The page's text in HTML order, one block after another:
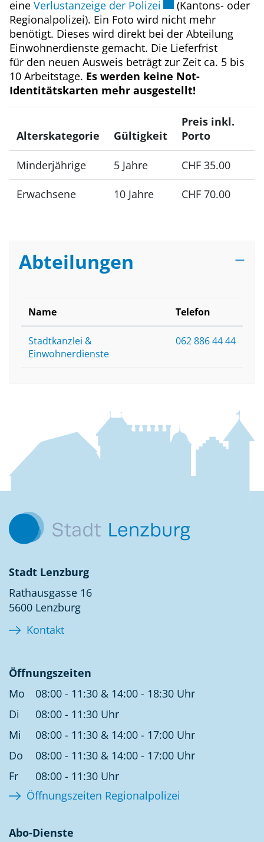
eine Verlustanzeige der Polizei Externer Link wird
(Kantons- oder
Regionalpolizei). Ein Foto wird nicht mehr
benötigt. Dieses wird direkt bei der Abteilung
Einwohnerdienste gemacht. Die Lieferfrist
für den neuen Ausweis beträgt zur Zeit ca. 5 bis
10 Arbeitstage. Es werden keine Not-
Identitätskarten mehr ausgestellt!
Alterskategorie Gültigkeit
Preis inkl.
Porto
Minderjährige 5 Jahre CHF 35.00
Erwachsene 10 Jahre CHF 70.00
Abteilungen
Name Telefon
Stadtkanzlei &
Einwohnerdienste
062 886 44 44
Stadt Lenzburg
Rathausgasse 16
5600 Lenzburg
Kontakt
Öffnungszeiten
Mo
08:00 - 11:30 & 14:00 - 18:30 Uhr
Di
08:00 - 11:30 Uhr
Mi
08:00 - 11:30 & 14:00 - 17:00 Uhr
Do
08:00 - 11:30 & 14:00 - 17:00 Uhr
Fr
08:00 - 11:30 Uhr
Öffnungszeiten Regionalpolizei
Abo-Dienste